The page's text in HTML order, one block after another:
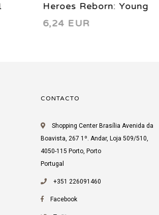
Heroes Reborn: Young
Squadron 1 B 2021
6,24 EUR
CONTACTO
Shopping Center Brasília Avenida da
Boavista, 267 1º. Andar, Loja 509/510,
4050-115 Porto, Porto
Portugal
+351 226091460
Facebook